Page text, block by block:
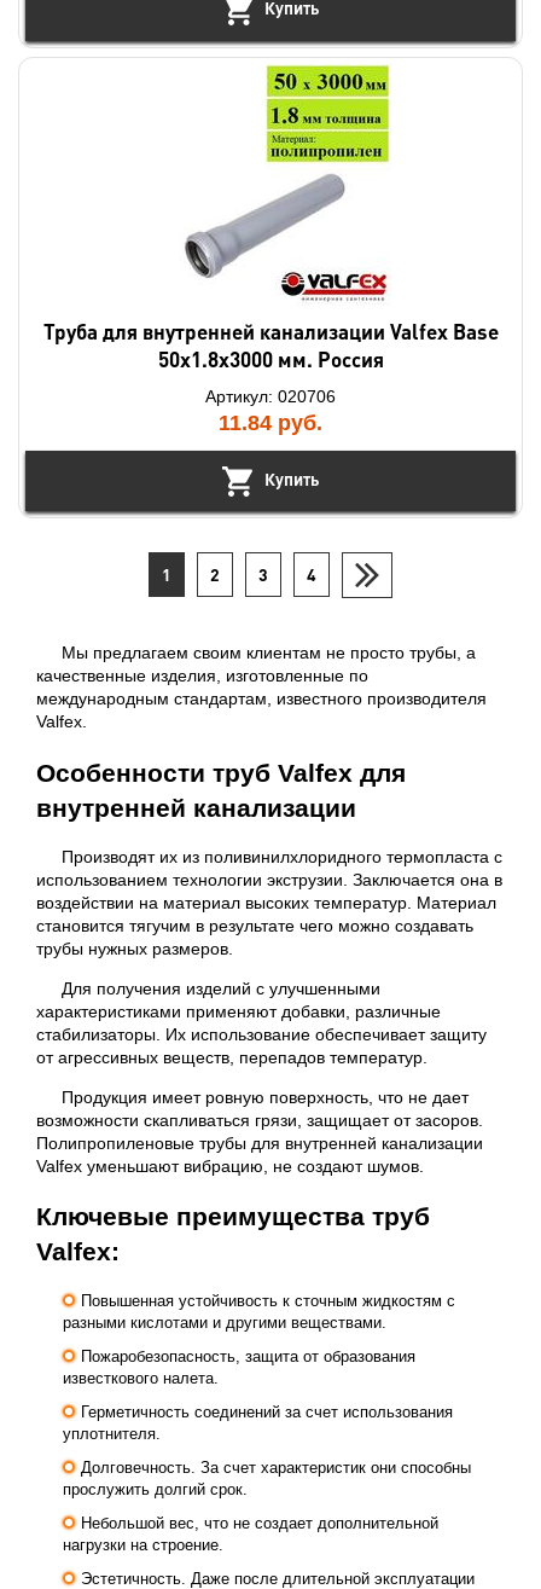
Купить
Труба для внутренней канализации Valfex Base
50х1.8х3000 мм. Россия
Артикул: 020706
11.84 руб.
Купить
1 2 3 4
Мы предлагаем своим клиентам не просто трубы, а
качественные изделия, изготовленные по
международным стандартам, известного производителя
Valfex.
Особенности труб Valfex для
внутренней канализации
Производят их из поливинилхлоридного термопласта с
использованием технологии экструзии. Заключается она в
воздействии на материал высоких температур. Материал
становится тягучим в результате чего можно создавать
трубы нужных размеров.
Для получения изделий с улучшенными
характеристиками применяют добавки, различные
стабилизаторы. Их использование обеспечивает защиту
от агрессивных веществ, перепадов температур.
Продукция имеет ровную поверхность, что не дает
возможности скапливаться грязи, защищает от засоров.
Полипропиленовые трубы для внутренней канализации
Valfex уменьшают вибрацию, не создают шумов.
Ключевые преимущества труб
Valfex:
Повышенная устойчивость к сточным жидкостям с
разными кислотами и другими веществами.
Пожаробезопасность, защита от образования
известкового налета.
Герметичность соединений за счет использования
уплотнителя.
Долговечность. За счет характеристик они способны
прослужить долгий срок.
Небольшой вес, что не создает дополнительной
нагрузки на строение.
Эстетичность. Даже после длительной эксплуатации